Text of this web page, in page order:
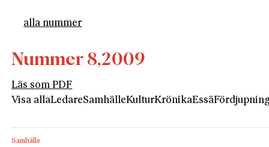
alla nummer
Nummer 8,2009
Läs som PDF
Visa allaLedareSamhälleKulturKrönikaEssä
Samhälle